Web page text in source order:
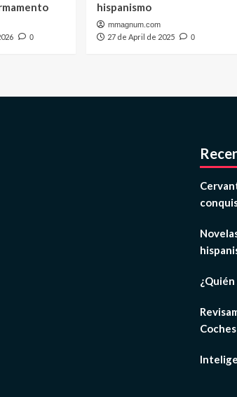
0
hispanismo
mmagnum.com
27 de April de 2025 0